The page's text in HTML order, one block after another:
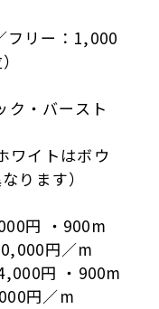
リー：1,000
ク・バースト
ワイトはボウ
ります）
円 ・900m
円／m
円 ・900m
円／m